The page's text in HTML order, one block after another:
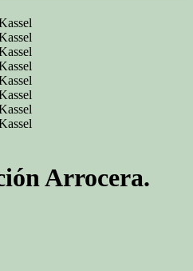
Arrocera.